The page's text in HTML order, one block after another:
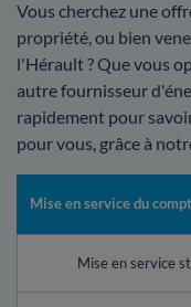
Vous cherchez une
propriété, ou bien
l'Hérault ? Que vous
autre fournisseur
rapidement pour
pour vous, grâce à
Mise en service du
Mise en service